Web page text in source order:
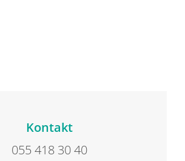
Kontakt
055 418 30 40